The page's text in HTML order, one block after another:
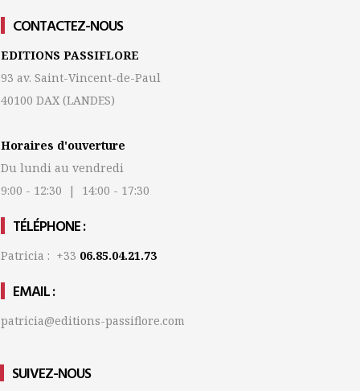
CONTACTEZ-NOUS
EDITIONS PASSIFLORE
93 av. Saint-Vincent-de-Paul
40100 DAX (LANDES)
Horaires d'ouverture
Du lundi au vendredi
9:00 - 12:30 | 14:00 - 17:30
TÉLÉPHONE :
Patricia : +33 06.85.04.21.73
EMAIL :
patricia@editions-passiflore.com
SUIVEZ-NOUS